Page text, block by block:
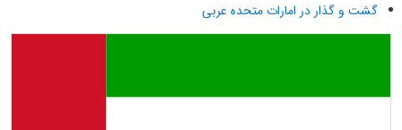
گشت و گذار در امارات متحده عربی